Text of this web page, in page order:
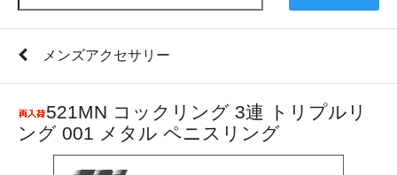
メンズアクセサリー
521MN コックリング 3連 トリプルリ
ング 001 メタル ペニスリング